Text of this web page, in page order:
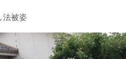
法被姿